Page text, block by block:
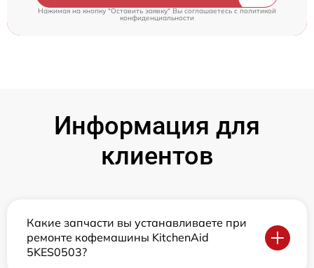
Нажимая на кнопку "Оставить заявку" Вы соглашаетесь cполитикой
конфиденциальности
Информация для
клиентов
Какие запчасти вы устанавливаете при
ремонте кофемашины KitchenAid
5KES0503?